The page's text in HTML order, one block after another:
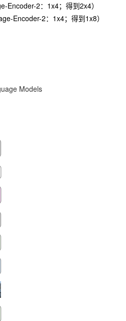
Encoder-2：1x4；得到2x4）
Encoder-2：1x4；得到1x8）
Models